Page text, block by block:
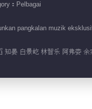
：Pelbagai
pangkalan muzik
晏 白景屹 林智乐 阿弗娄